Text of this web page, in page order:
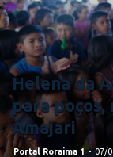
Helena da
para poços,
Amajari
Portal Roraima 1 - 07/